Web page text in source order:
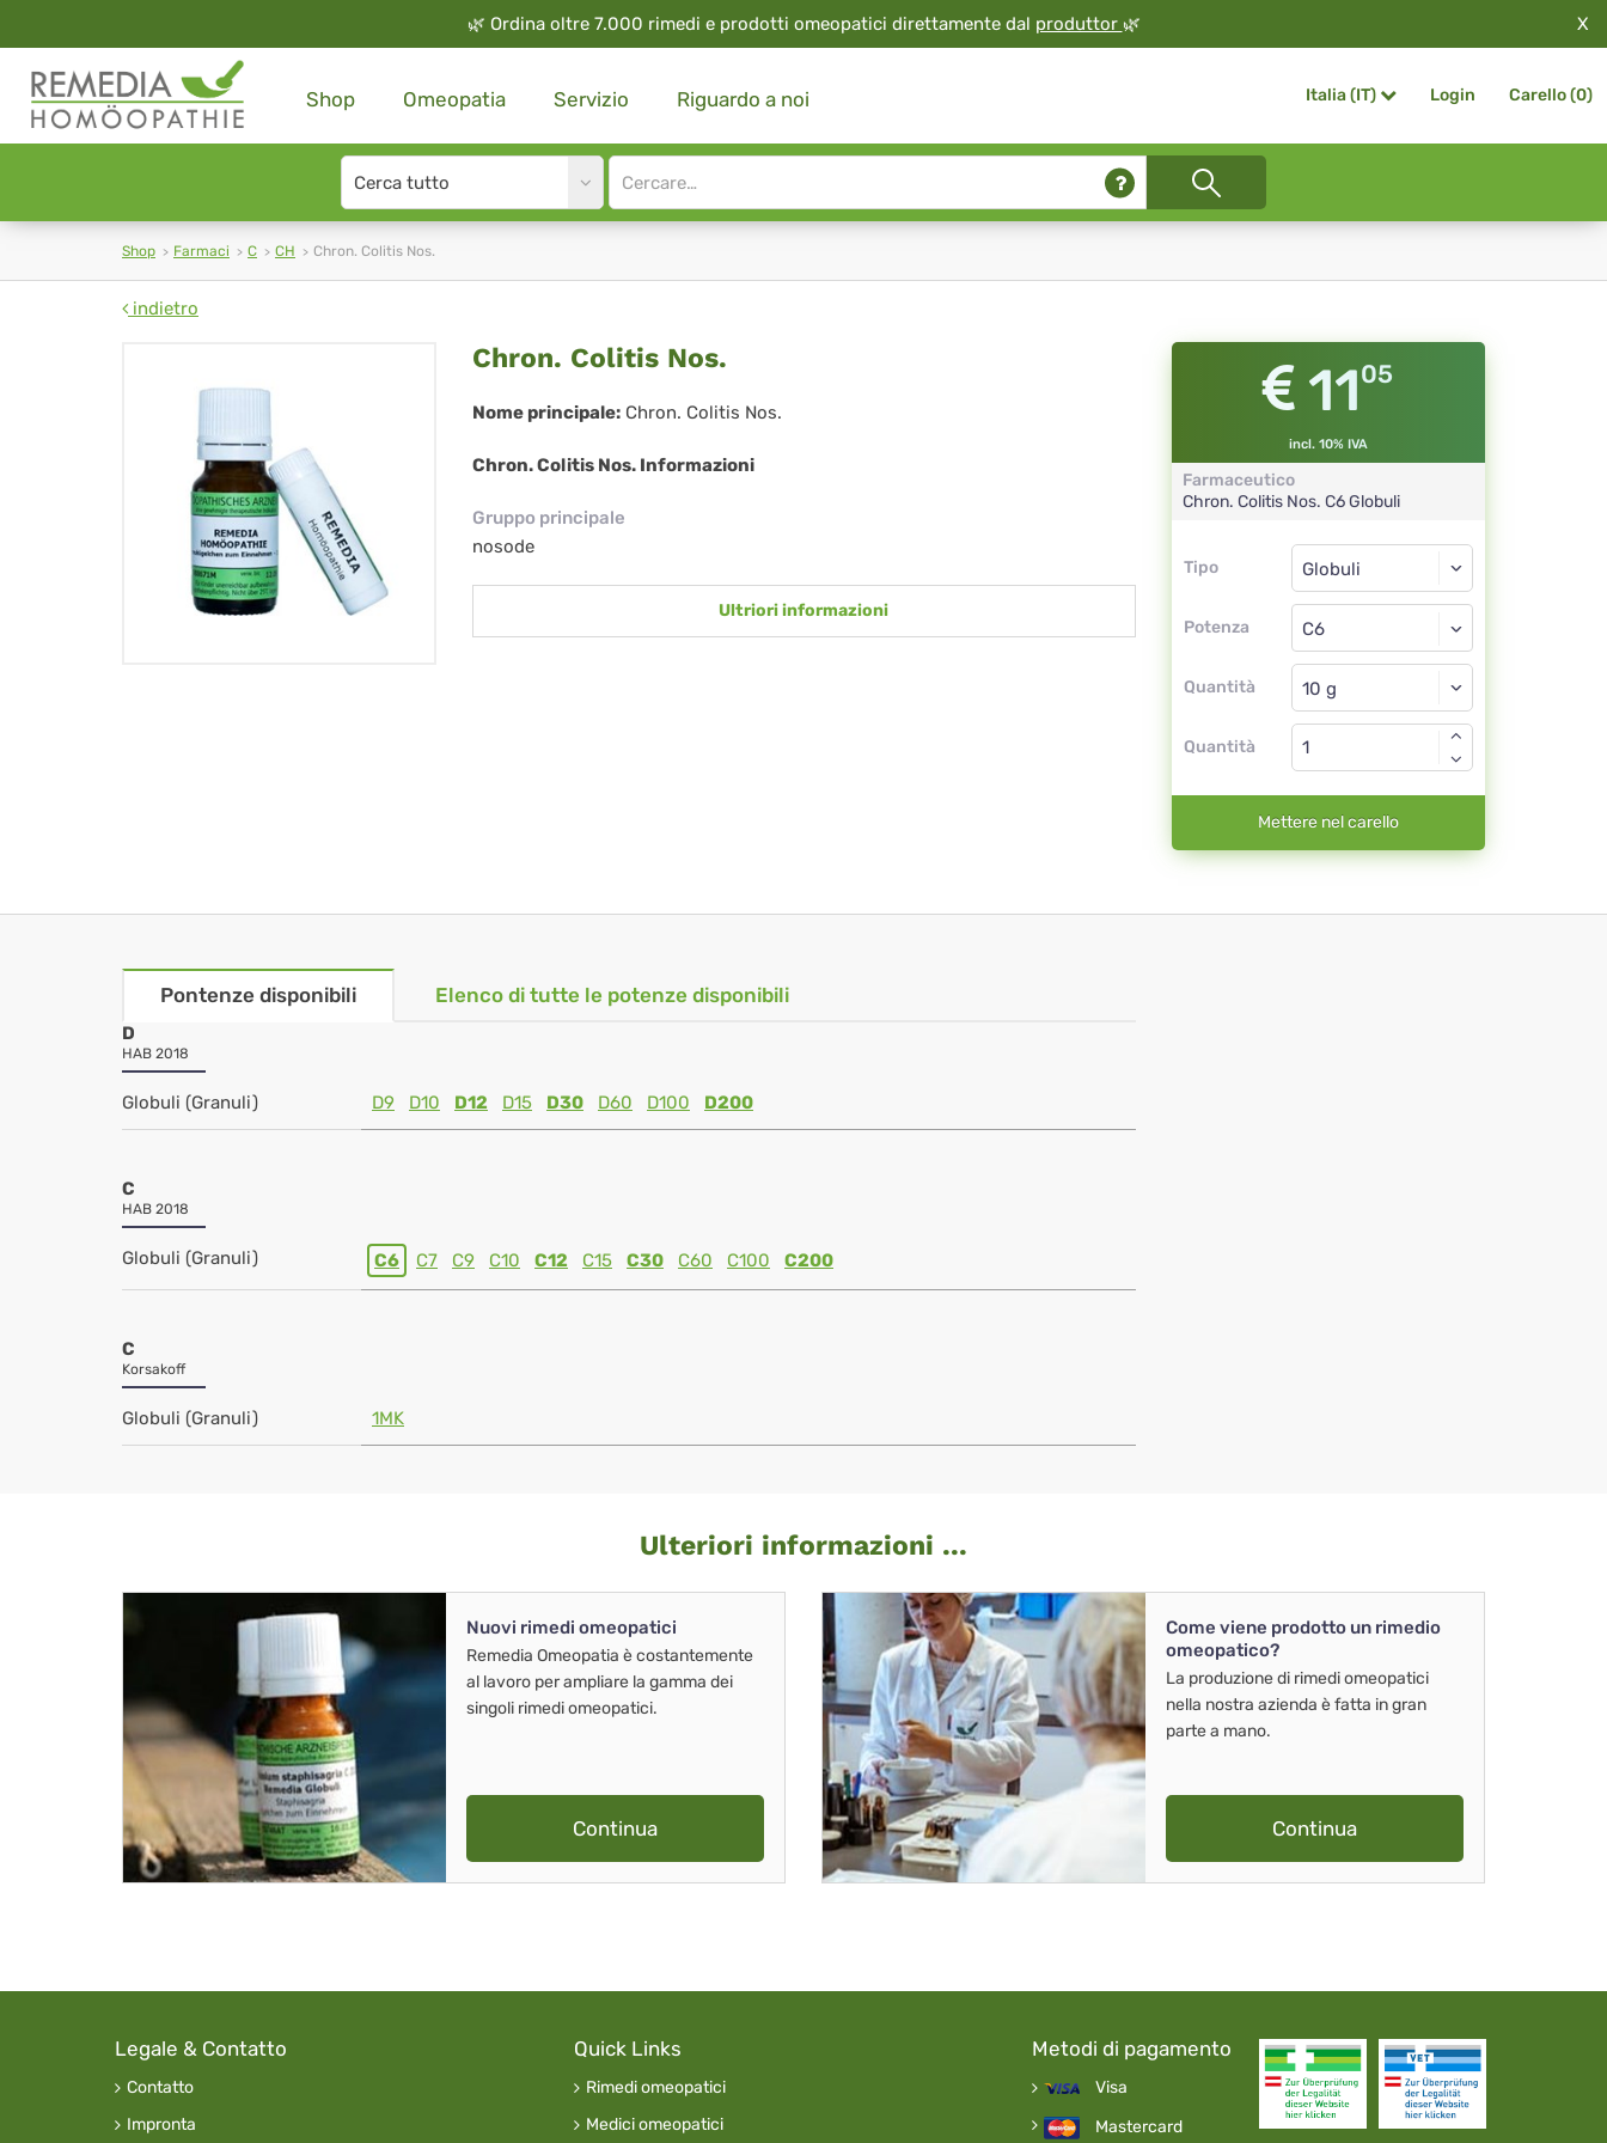
🌿 Ordina oltre 7.000 rimedi e prodotti omeopatici direttamente dal produttor 🌿 X
Shop Omeopatia Servizio Riguardo a noi Italia (IT) Login Carello (0)
Search
type
Site
search
Shop Farmaci C CH Chron. Colitis Nos.
indietro
Chron.
Colitis
Nos.
Chron. Colitis Nos.
Nome principale: Chron. Colitis Nos.
Chron. Colitis Nos. Informazioni
Gruppo principale
nosode
Ultriori informazioni
1105
incl. 10% IVA
Farmaceutico
Chron. Colitis Nos. C6 Globuli
Tipo
Tipo
Potenza
Globuli
C6
Quantità
Globuli
Quantità
Mettere nel carello
Pontenze disponibili Elenco di tutte le potenze disponibili
D
HAB 2018
Globuli (Granuli) D9 D10 D12 D15 D30 D60 D100 D200
C
HAB 2018
Globuli (Granuli) C6 C7 C9 C10 C12 C15 C30 C60 C100 C200
C
Korsakoff
Globuli (Granuli) 1MK
Ulteriori informazioni ...
Nuovi rimedi omeopatici
Remedia Omeopatia è costantemente
al lavoro per ampliare la gamma dei
singoli rimedi omeopatici.
Continua
Come viene prodotto un rimedio
omeopatico?
La produzione di rimedi omeopatici
nella nostra azienda è fatta in gran
parte a mano.
Continua
Legale & Contatto
Contatto
Impronta
Quick Links
Rimedi omeopatici
Medici omeopatici
Metodi di pagamento
Visa
Mastercard